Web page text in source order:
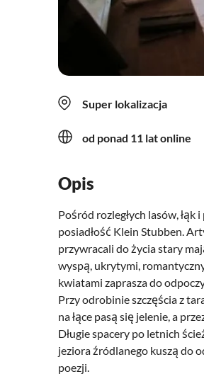
Super lokalizacja
od ponad 11 lat online
Opis
Pośród rozległych lasów,
posiadłość Klein Stubben.
przywracali do życia stary
wyspą, ukrytymi,
kwiatami zaprasza do
Przy odrobinie szczęścia z
na łące pasą się jelenie, a
Długie spacery po letnich
jeziora źródlanego kuszą do
poezji.